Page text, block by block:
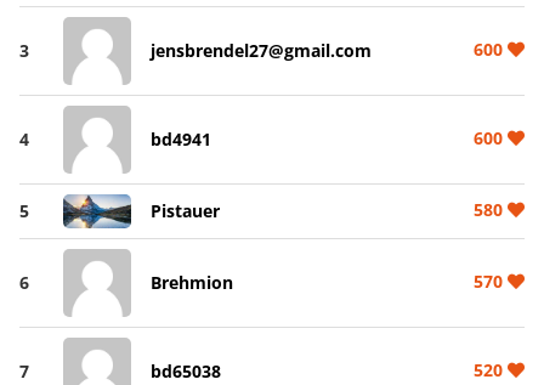
3 jensbrendel27@gmail.com 600
4 bd4941 600
5 Pistauer 580
6 Brehmion 570
7 bd65038 520